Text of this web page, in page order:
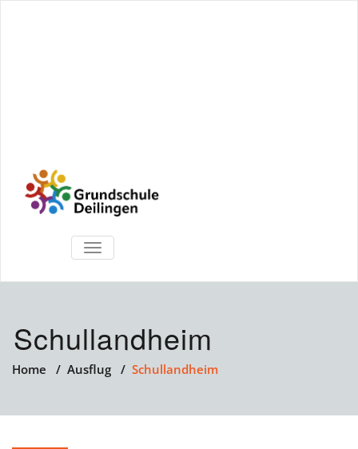
TOGGLE
NAVIGATION
Schullandheim
Home / Ausflug / Schullandheim